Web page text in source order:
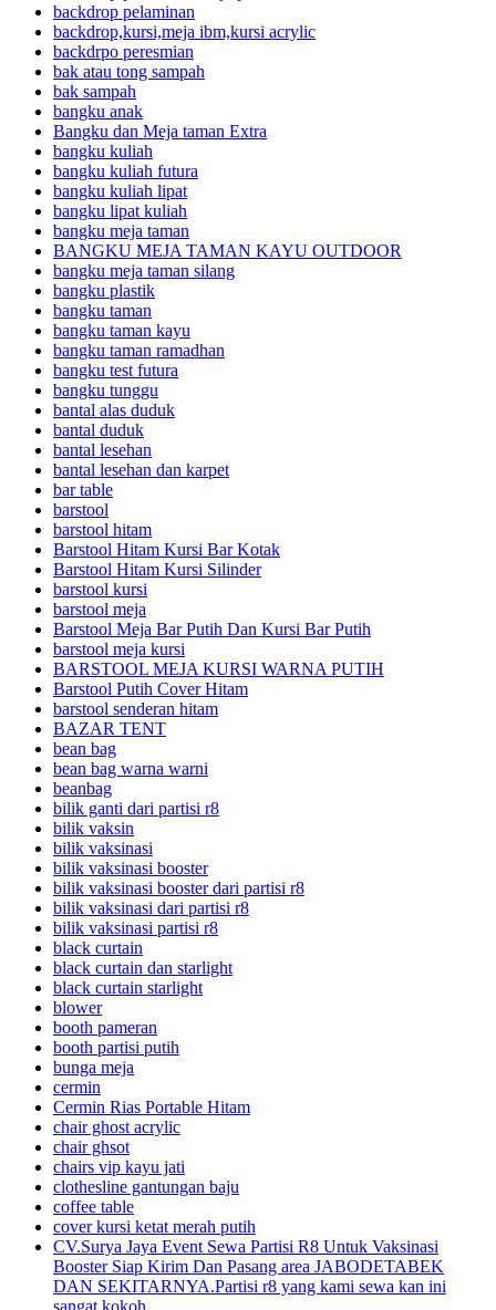
backdrop pelaminan
backdrop,kursi,meja ibm,kursi acrylic
backdrpo peresmian
bak atau tong sampah
bak sampah
bangku anak
Bangku dan Meja taman Extra
bangku kuliah
bangku kuliah futura
bangku kuliah lipat
bangku lipat kuliah
bangku meja taman
BANGKU MEJA TAMAN KAYU OUTDOOR
bangku meja taman silang
bangku plastik
bangku taman
bangku taman kayu
bangku taman ramadhan
bangku test futura
bangku tunggu
bantal alas duduk
bantal duduk
bantal lesehan
bantal lesehan dan karpet
bar table
barstool
barstool hitam
Barstool Hitam Kursi Bar Kotak
Barstool Hitam Kursi Silinder
barstool kursi
barstool meja
Barstool Meja Bar Putih Dan Kursi Bar Putih
barstool meja kursi
BARSTOOL MEJA KURSI WARNA PUTIH
Barstool Putih Cover Hitam
barstool senderan hitam
BAZAR TENT
bean bag
bean bag warna warni
beanbag
bilik ganti dari partisi r8
bilik vaksin
bilik vaksinasi
bilik vaksinasi booster
bilik vaksinasi booster dari partisi r8
bilik vaksinasi dari partisi r8
bilik vaksinasi partisi r8
black curtain
black curtain dan starlight
black curtain starlight
blower
booth pameran
booth partisi putih
bunga meja
cermin
Cermin Rias Portable Hitam
chair ghost acrylic
chair ghsot
chairs vip kayu jati
clothesline gantungan baju
coffee table
cover kursi ketat merah putih
CV.Surya Jaya Event Sewa Partisi R8 Untuk Vaksinasi
Booster Siap Kirim Dan Pasang area JABODETABEK
DAN SEKITARNYA.Partisi r8 yang kami sewa kan ini